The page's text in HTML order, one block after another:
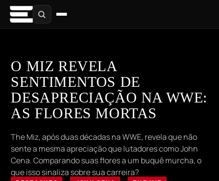
O MIZ REVELA
SENTIMENTOS DE
DESAPRECIAÇÃO NA WWE:
AS FLORES MORTAS
The Miz, após duas décadas na WWE, revela que não
sente a mesma apreciação que lutadores como John
Cena. Comparando suas flores a um buquê murcha, o
que isso sinaliza sobre sua carreira?